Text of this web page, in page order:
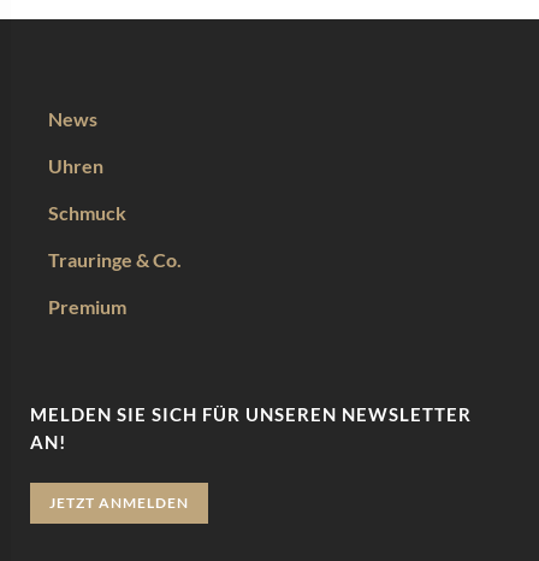
News
Uhren
Schmuck
Trauringe & Co.
Premium
MELDEN SIE SICH FÜR UNSEREN NEWSLETTER
AN!
JETZT ANMELDEN